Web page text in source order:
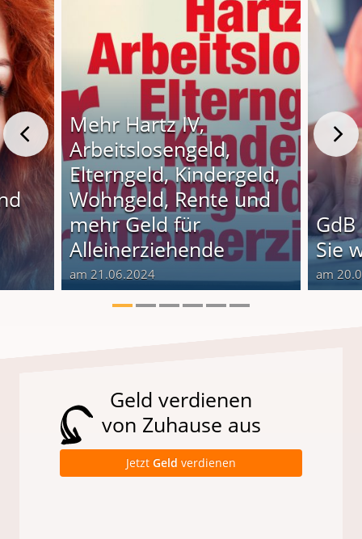
Mehr Hartz IV,
Arbeitslosengeld,
Elterngeld, Kindergeld,
Wohngeld, Rente und
mehr Geld für
Alleinerziehende
am 21.06.2024
Sie
am
Geld verdienen
von Zuhause aus
Jetzt Geld verdienen